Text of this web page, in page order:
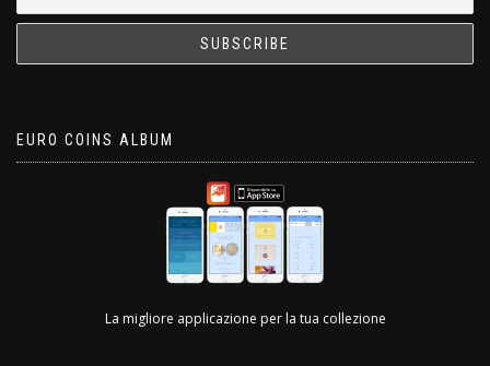
EURO COINS ALBUM
La migliore applicazione per la tua collezione